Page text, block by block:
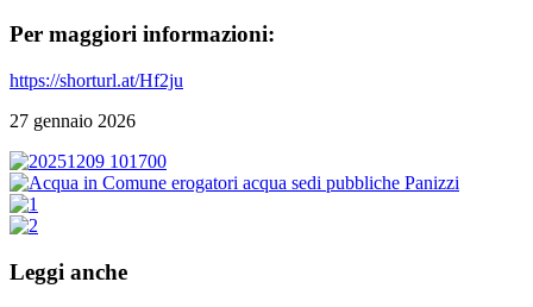
Per maggiori informazioni:
https://shorturl.at/Hf2ju
27 gennaio 2026
Leggi anche